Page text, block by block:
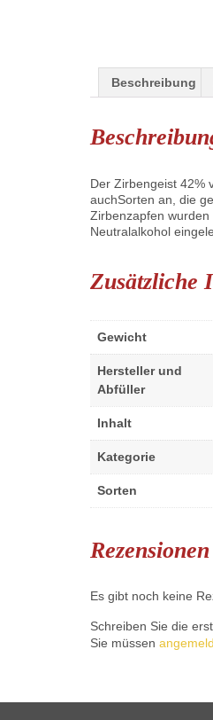
Beschreibung
Der Zirbengeist 42%
auchSorten an, die
Zirbenzapfen
Neutralalkohol
Zusätzliche
Gewicht
Hersteller und
Abfüller
Inhalt
Kategorie
Sorten
Rezensionen
Es gibt noch keine
Schreiben Sie die
Sie müssen